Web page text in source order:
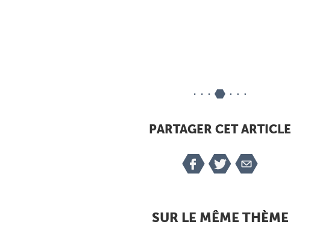
PARTAGER CET ARTICLE
SUR LE MÊME THÈME